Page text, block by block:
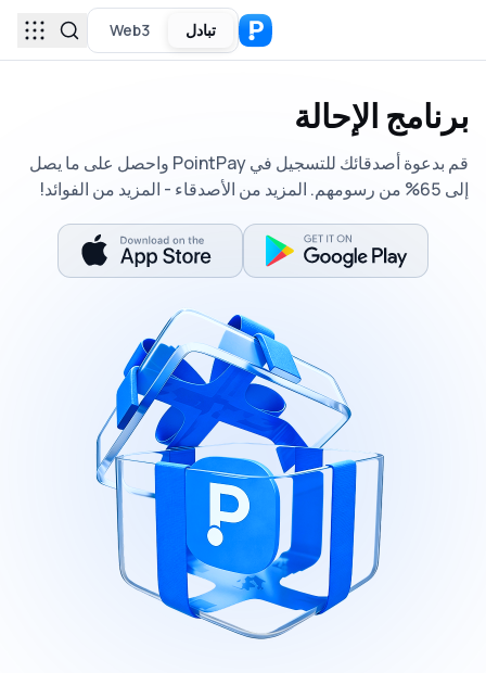
تبادل Web3
برنامج الإحالة
قم بدعوة أصدقائك للتسجيل في PointPay واحصل على ما يصل
إلى 65% من رسومهم. المزيد من الأصدقاء - المزيد من الفوائد!